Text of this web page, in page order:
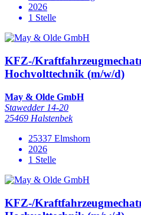
2026
1 Stelle
KFZ-/
Hochvolttechnik (m/w/d)
May & Olde GmbH
Stawedder 14-20
25469 Halstenbek
25337 Elmshorn
2026
1 Stelle
KFZ-/